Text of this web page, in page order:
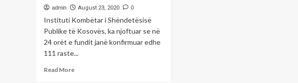
shtatëvjeçare
admin August 23, 2020 0
Instituti Kombëtar i Shëndetësisë
Publike të Kosovës, ka njoftuar se në
24 orët e fundit janë konfirmuar edhe
111 raste...
Read MoreRead